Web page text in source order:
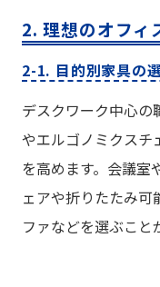
2. 理想のオフィ
2-1. 目的別家具の
デスクワーク中心の
やエルゴノミクスチ
を高めます。会議室
ェアや折りたたみ可
ファなどを選ぶこと